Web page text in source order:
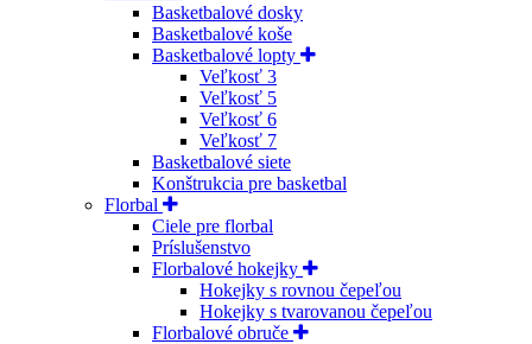
Basketbalové dosky
Basketbalové koše
Basketbalové lopty
Veľkosť 3
Veľkosť 5
Veľkosť 6
Veľkosť 7
Basketbalové siete
Konštrukcia pre basketbal
Florbal
Ciele pre florbal
Príslušenstvo
Florbalové hokejky
Hokejky s rovnou čepeľou
Hokejky s tvarovanou čepeľou
Florbalové obruče